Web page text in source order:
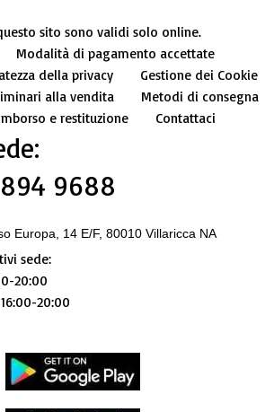
sito sono validi solo online.
Modalità di pagamento accettate
della privacy
Gestione dei Cookie
alla vendita
Metodi di consegna
e restituzione
Contattaci
9688
Europa, 14 E/F, 80010 Villaricca NA
sede:
20:00
20:00